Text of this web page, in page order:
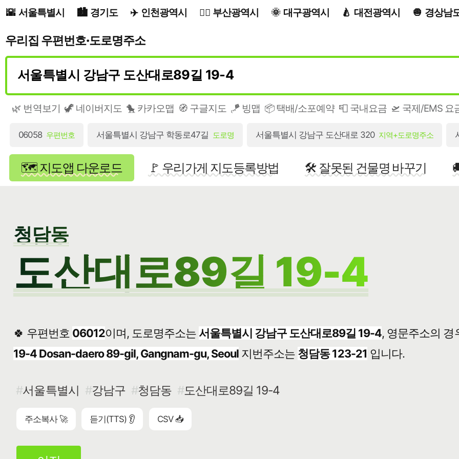
서울특별시 경기도 인천광역시 부산광역시 대구광역시 대전광역시 경상남
우리집 우편번호·도로명주소
🌿 번역보기 🦖 네이버지도 🐤 카카오맵 🧭 구글지도 🪁 빙맵 📦 택배/소포예약 📮 국내요금 🛫 국제/EMS 요
06058 우편번호 서울특별시 강남구 학동로47길 도로명 서울특별시 강남구 도산대로 320 지역+도로명주소
🗺️ 지도앱 다운로드 🚩 우리가게 지도등록방법 🛠️ 잘못된 건물명 바꾸기
청담동
도산대로89길 19-4
🍀 우편번호 06012이며, 도로명주소는 서울특별시 강남구 도산대로89길 19-4, 영문주소의 경
19-4 Dosan-daero 89-gil, Gangnam-gu, Seoul 지번주소는 청담동 123-21 입니다.
서울특별시 강남구 청담동 도산대로89길 19-4
주소복사 🚀 듣기(TTS) 👂 CSV 📥